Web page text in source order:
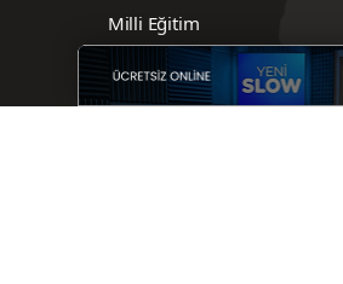
Milli Eğitim
Müsiad
Ziraat Odası